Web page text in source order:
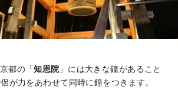
都の「知恩院 」には大きな鐘があること
が力をあわせて同時に鐘をつきます。